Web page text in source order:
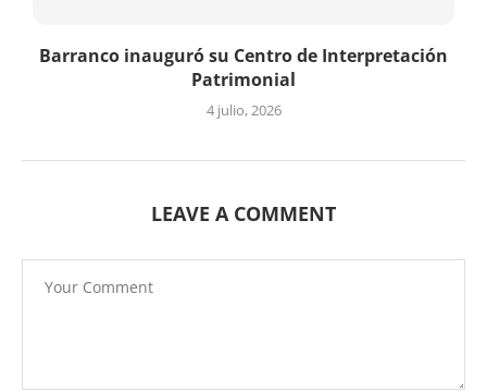
Barranco inauguró su Centro de Interpretación
Patrimonial
4 julio, 2026
LEAVE A COMMENT